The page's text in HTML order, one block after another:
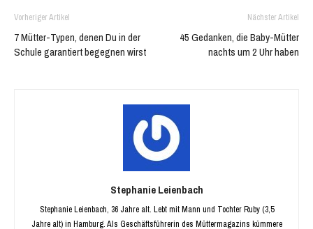
Vorheriger Artikel
7 Mütter-Typen, denen Du in der
Schule garantiert begegnen wirst
Nächster Artikel
45 Gedanken, die Baby-Mütter
nachts um 2 Uhr haben
Stephanie Leienbach
Stephanie Leienbach, 36 Jahre alt. Lebt mit Mann und Tochter Ruby (3,5
Jahre alt) in Hamburg. Als Geschäftsführerin des Müttermagazins kümmere